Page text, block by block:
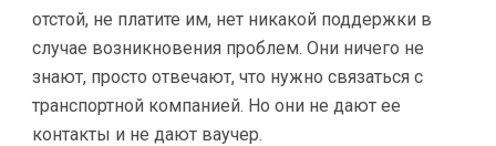
отстой, не платите им, нет никакой поддержки в
случае возникновения проблем. Они ничего не
знают, просто отвечают, что нужно связаться с
транспортной компанией. Но они не дают ее
контакты и не дают ваучер.